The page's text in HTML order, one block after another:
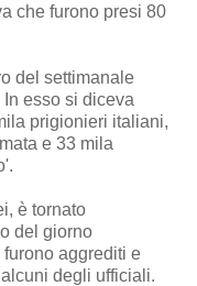
che furono presi 80
del settimanale
esso si diceva
prigionieri italiani,
e 33 mila
è tornato
del giorno
aggrediti e
degli ufficiali.